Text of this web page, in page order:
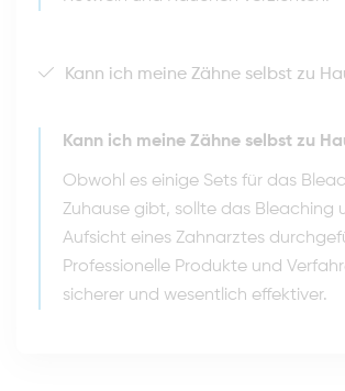
Kann ich meine Zähne selbst zu Hause
Kann ich meine Zähne selbst zu
Obwohl es einige Sets für das
Zuhause gibt, sollte das Bleaching
Aufsicht eines Zahnarztes
Professionelle Produkte und
sicherer und wesentlich effektiver.